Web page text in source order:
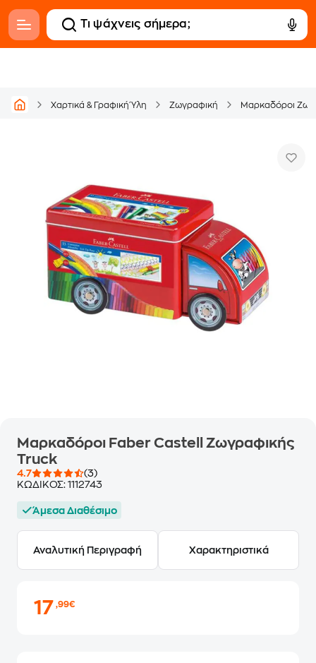
Χαρτικά & Γραφική Ύλη Ζωγραφική Μαρκαδόροι
Μαρκαδόροι Faber Castell Ζωγραφικής
Truck
4.7
(3)
ΚΩΔΙΚΟΣ: 1112743
Άμεσα Διαθέσιμο
Αναλυτική Περιγραφή Χαρακτηριστικά
17,99€